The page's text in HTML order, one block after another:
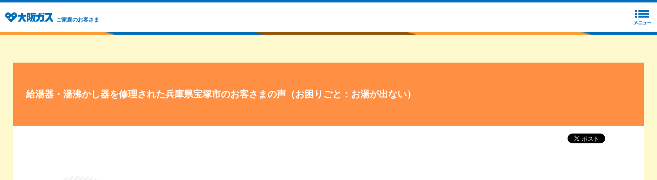
ご家庭のお客さま
給湯器・湯沸かし器を修理された兵庫県宝塚市のお客さまの声（お困りごと：お湯が出ない）